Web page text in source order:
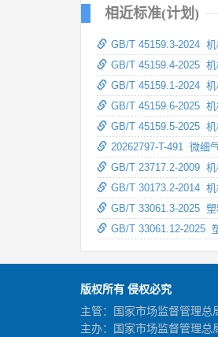
相近标准(计划)
GB/T 45159.3-2024
GB/T 45159.4-2025
GB/T 45159.1-2024
GB/T 45159.6-2025
GB/T 45159.5-2025
20262797-T-491 微细
GB/T 23717.2-2009
GB/T 30173.2-2014
GB/T 33061.3-2025
GB/T 33061.12-2025
版权所有 侵权必究
主管：国家市场监督管理总
主办：国家市场监督管理总